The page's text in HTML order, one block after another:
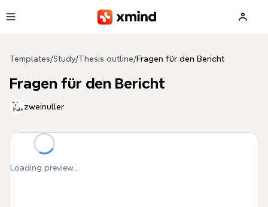
Templates/Study/Thesis outline/Fragen für den Bericht
Fragen für den Bericht
zweinuller
Loading preview...